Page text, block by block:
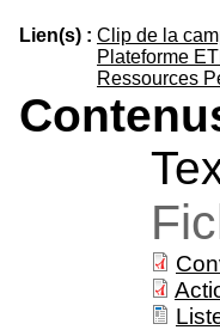
Lien(s) : Clip de la
Plateforme
Ressources